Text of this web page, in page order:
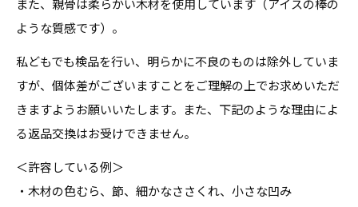
ような質感です）。
私どもでも検品を行い、明らかに不良のものは除外していま
すが、個体差がございますことをご理解の上でお求めいただ
きますようお願いいたします。また、下記のような理由によ
る返品交換はお受けできません。
＜許容している例＞
・木材の色むら、節、細かなささくれ、小さな凹み